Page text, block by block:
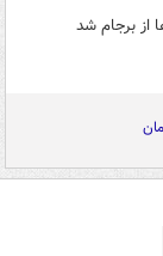
از برجام شد